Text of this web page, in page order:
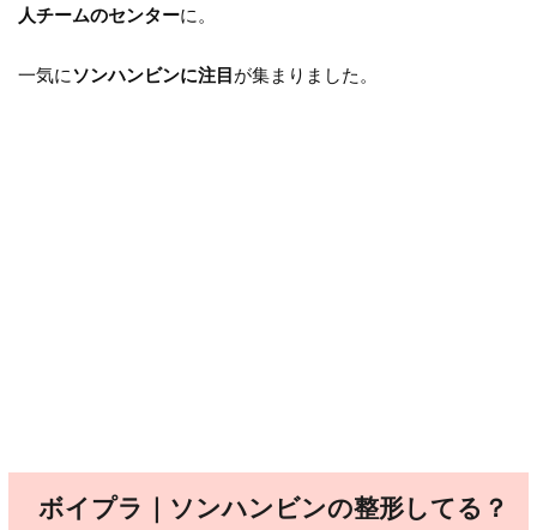
人チームのセンターに。
一気にソンハンビンに注目 が集まりました。
ボイプラ｜ソンハンビンの整形してる？